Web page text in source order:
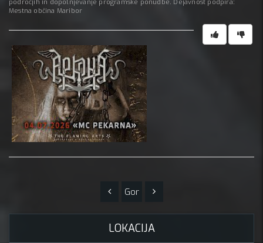
področjih in dopolnjevanje programske ponudbe. Dejavnost podpira:
Mestna občina Maribor
Gor
LOKACIJA